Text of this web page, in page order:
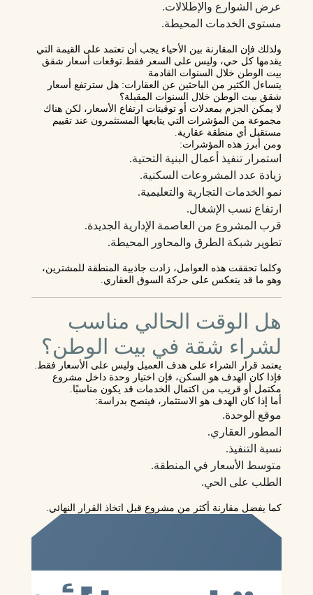
عرض الشوارع والإطلالات.
مستوى الخدمات المحيطة.
ولذلك فإن المقارنة بين الأحياء يجب أن تعتمد على القيمة التي
يقدمها كل حي، وليس على السعر فقط.توقعات أسعار شقق
بيت الوطن خلال السنوات القادمة
يتساءل الكثير من الباحثين عن العقارات: هل سترتفع أسعار
شقق بيت الوطن خلال السنوات المقبلة؟
لا يمكن الجزم بمعدلات أو توقيتات ارتفاع الأسعار، لكن هناك
مجموعة من المؤشرات التي يتابعها المستثمرون عند تقييم
مستقبل أي منطقة عقارية.
ومن أبرز هذه المؤشرات:
استمرار تنفيذ أعمال البنية التحتية.
زيادة عدد المشروعات السكنية.
نمو الخدمات التجارية والتعليمية.
ارتفاع نسب الإشغال.
قرب المشروع من العاصمة الإدارية الجديدة.
تطوير شبكة الطرق والمحاور المحيطة.
وكلما تحققت هذه العوامل، زادت جاذبية المنطقة للمشترين،
وهو ما قد ينعكس على حركة السوق العقاري.
هل الوقت الحالي مناسب
لشراء شقة في بيت الوطن؟
يعتمد قرار الشراء على هدف العميل وليس على الأسعار فقط.
فإذا كان الهدف هو
السكن، فإن اختيار وحدة داخل مشروع
مكتمل أو قريب من اكتمال الخدمات قد يكون مناسبًا.
أما إذا كان الهدف هو
الاستثمار ، فينصح بدراسة:
موقع الوحدة.
المطور العقاري.
نسبة التنفيذ.
متوسط الأسعار في المنطقة.
الطلب على الحي.
كما يفضل مقارنة أكثر من مشروع قبل اتخاذ القرار النهائي.